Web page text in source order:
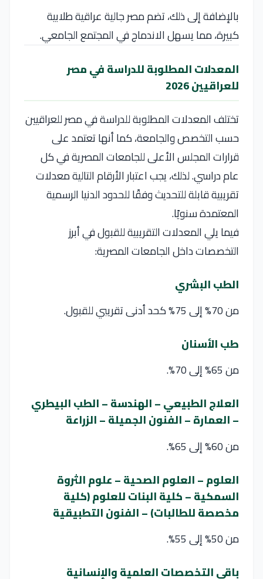
بالإضافة إلى ذلك، تضم مصر جالية عراقية طلابية
كبيرة، مما يسهل الاندماج في المجتمع الجامعي.
المعدلات المطلوبة للدراسة في مصر
للعراقيين 2026
تختلف المعدلات المطلوبة للدراسة في مصر للعراقيين
حسب التخصص والجامعة، كما أنها تعتمد على
قرارات المجلس الأعلى للجامعات المصرية في كل
عام دراسي. لذلك، يجب اعتبار الأرقام التالية معدلات
تقريبية قابلة للتحديث وفقًا للحدود الدنيا الرسمية
المعتمدة سنويًا.
فيما يلي المعدلات التقريبية للقبول في أبرز
التخصصات داخل الجامعات المصرية:
الطب البشري
من 70% إلى 75% كحد أدنى تقريبي للقبول.
طب الأسنان
من 65% إلى 70%.
العلاج الطبيعي – الهندسة – الطب البيطري
– العمارة – الفنون الجميلة – الزراعة
من 60% إلى 65%.
العلوم – العلوم الصحية – علوم الثروة
السمكية – كلية البنات للعلوم (كلية
مخصصة للطالبات) – الفنون التطبيقية
من 50% إلى 55%.
باقي التخصصات العلمية والإنسانية